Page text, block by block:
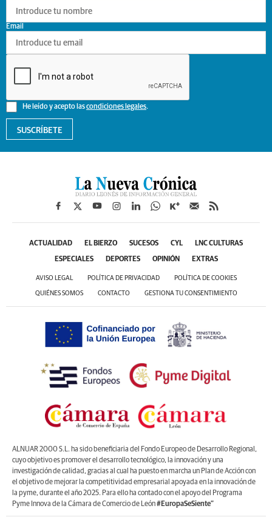
He leído y acepto lascondiciones legales.
Email
SUSCRÍBETE
ACTUALIDAD EL BIERZO SUCESOS CYL LNC CULTURAS
ESPECIALES DEPORTES OPINIÓN EXTRAS
AVISO LEGAL POLÍTICA DE PRIVACIDAD POLÍTICA DE COOKIES
QUIÉNES SOMOS CONTACTO GESTIONA TU CONSENTIMIENTO
ALNUAR 2000 S.L. ha sido beneficiaria del Fondo Europeo de Desarrollo Regional,
cuyo objetivo es promover el desarrollo tecnológico, la innovación y una
investigación de calidad, gracias al cual ha puesto en marcha un Plan de Acción con
el objetivo de mejorar la competitividad empresarial apoyada en la innovación de
la pyme, durante el año 2025. Para ello ha contado con el apoyo del Programa
Pyme Innova de la Cámara de Comercio de León#EuropaSeSiente”